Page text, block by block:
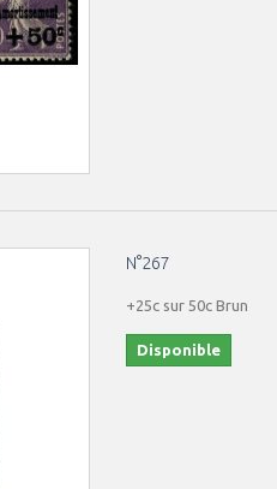
N°267
+25c sur 50c Brun
Disponible